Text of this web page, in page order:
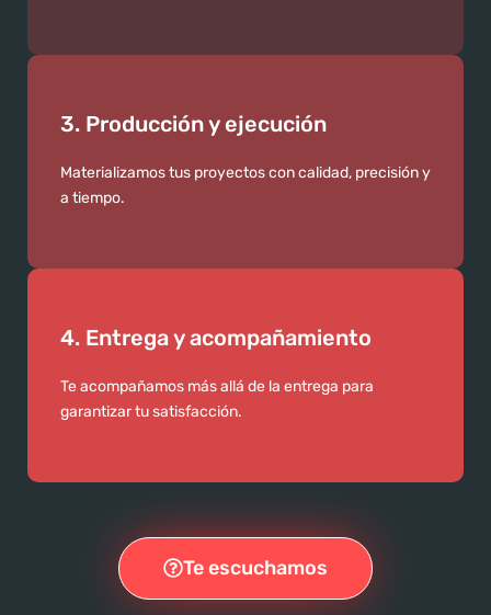
3. Producción y ejecución
Materializamos tus proyectos con calidad, precisión y
a tiempo.
4. Entrega y acompañamiento
Te acompañamos más allá de la entrega para
garantizar tu satisfacción.
Te escuchamos